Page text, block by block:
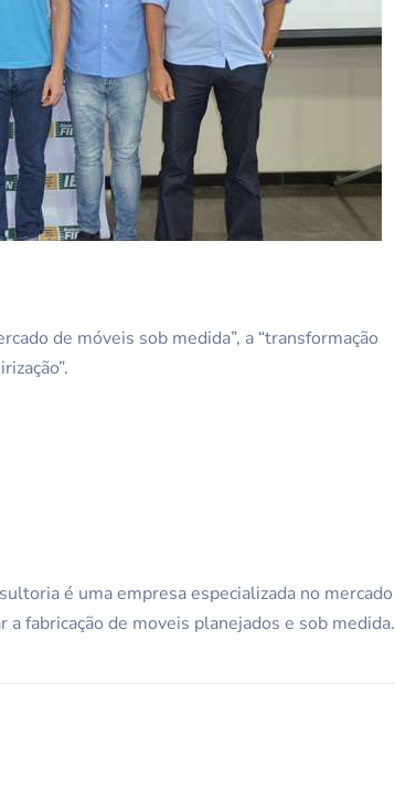
de móveis sob medida”, a “transformação
é uma empresa especializada no mercado
fabricação de moveis planejados e sob medida.